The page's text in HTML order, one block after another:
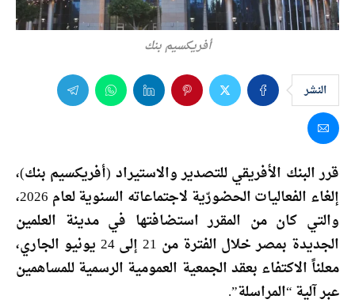
أفريكسيم بنك
النشر
قرر البنك الأفريقي للتصدير والاستيراد (أفريكسيم بنك)،
إلغاء الفعاليات الحضورّية لاجتماعاته السنوية لعام 2026،
والتي كان من المقرر استضافتها في مدينة العلمين
الجديدة بمصر خلال الفترة من 21 إلى 24 يونيو الجاري،
معلناً الاكتفاء بعقد الجمعية العمومية الرسمية للمساهمين
عبر آلية “المراسلة”.